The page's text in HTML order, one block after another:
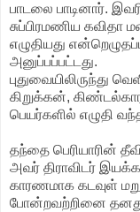
பாடலை பாடினார்.
சுப்பிரமணிய கவிதா
எழுதியது
அனுப்பப்பட்டது.
புதுவையிலிருந்து
கிறுக்கன்,
பெயர்களில் எழுதி
தந்தை பெரியாரின்
அவர் திராவிடர்
காரணமாக கடவுள்
போன்றவற்றினை தனது